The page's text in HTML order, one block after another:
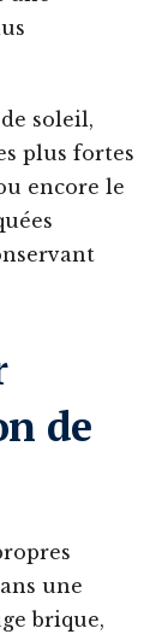
soleil,
plus fortes
encore le
de
une
brique,